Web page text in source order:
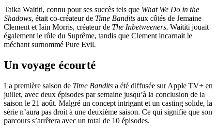
Taika Waititi, connu pour ses succès tels que What We Do in the
Shadows, était co-créateur de Time Bandits aux côtés de Jemaine
Clement et Iain Morris, créateur de The Inbetweeners. Waititi jouait
également le rôle du Suprême, tandis que Clement incarnait le
méchant surnommé Pure Evil.
Un voyage écourté
La première saison de Time Bandits a été diffusée sur Apple TV+ en
juillet, avec deux épisodes par semaine jusqu’à la conclusion de la
saison le 21 août. Malgré un concept intrigant et un casting solide, la
série n’aura pas droit à une deuxième saison. Ce qui signifie que son
parcours s’arrêtera avec un total de 10 épisodes.